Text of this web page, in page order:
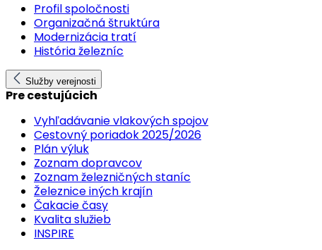
Profil spoločnosti
Organizačná štruktúra
Modernizácia tratí
História železníc
Služby verejnosti
Pre cestujúcich
Vyhľadávanie vlakových spojov
Cestovný poriadok 2025/2026
Plán výluk
Zoznam dopravcov
Zoznam železničných staníc
Železnice iných krajín
Čakacie časy
Kvalita služieb
INSPIRE